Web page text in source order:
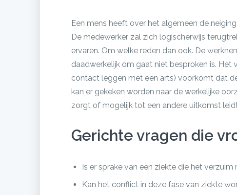
Een mens heeft over het algemeen de
De medewerker zal zich logischerwijs
ervaren. Om welke reden dan ook. De
daadwerkelijk om gaat niet besproken is. Het
contact leggen met een arts) voorkomt dat
kan er gekeken worden naar de werkelijke
zorgt of mogelijk tot een andere uitkomst
Gerichte vragen die
Is er sprake van een ziekte die het
Kan het conflict in deze fase van ziekte